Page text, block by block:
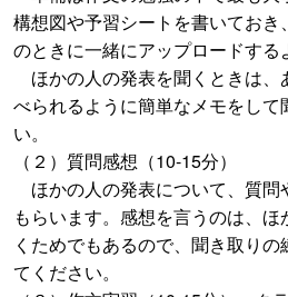
構想図や予習シートを書いておき
のときに一緒にアップロードする
ほかの人の発表を聞くときは、
べられるように簡単なメモをして
い。
（２）質問感想（10-15分）
ほかの人の発表について、質問
もらいます。感想を言うのは、
くためでもあるので、聞き取り
てください。